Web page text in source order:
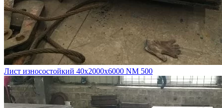
Лист износостойкий 40х2000х6000 NM 500